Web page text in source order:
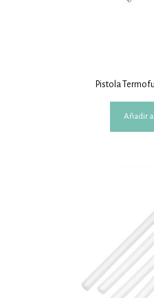
Pistola
Añadir